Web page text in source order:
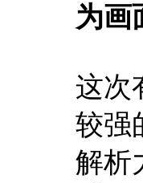
为画
这次
较强
解析